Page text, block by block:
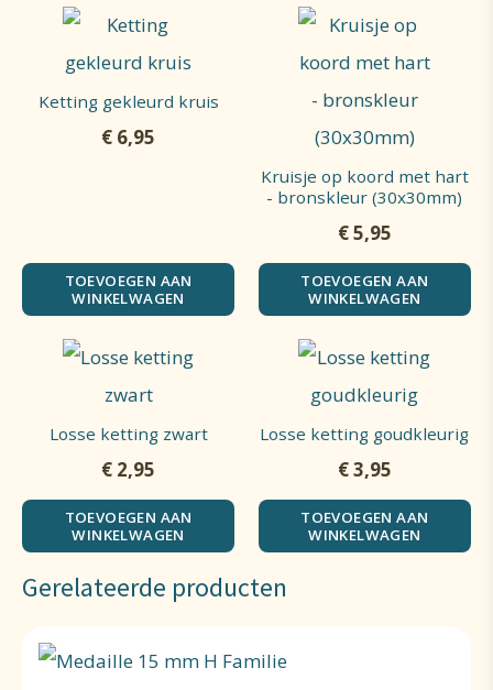
Ketting gekleurd kruis
€ 6,95
TOEVOEGEN AAN
WINKELWAGEN
Kruisje op koord met hart
- bronskleur (30x30mm)
€5,95
TOEVOEGEN AAN
WINKELWAGEN
Losse ketting zwart
€ 2,95
TOEVOEGEN AAN
WINKELWAGEN
Losse ketting goudkleurig
€3,95
TOEVOEGEN AAN
WINKELWAGEN
Gerelateerde producten